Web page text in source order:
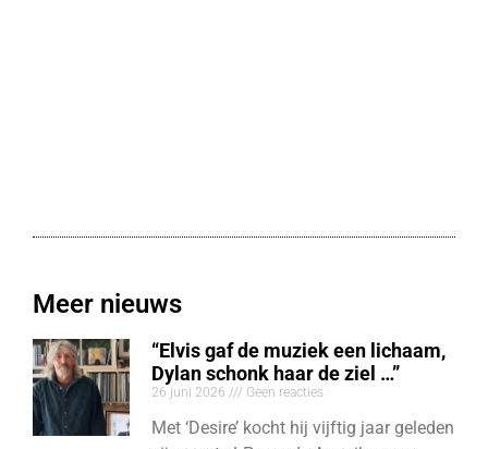
Meer nieuws
“Elvis gaf de muziek een lichaam,
Dylan schonk haar de ziel …”
26 juni 2026 Geen reacties
Met ‘Desire’ kocht hij vijftig jaar geleden